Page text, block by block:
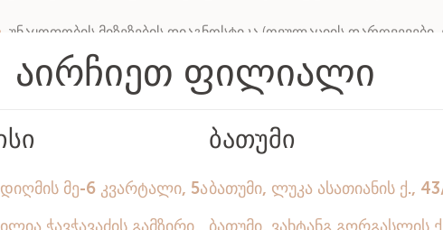
უნაყოფობის მიზეზების დიაგნოსტიკა (ოვულაციის
ფაქტორი, მამაკაცის ფაქტორი).
ექსტრაკორპორალური განაყოფიერება (IVF/ЭКО).
პრეიმპლანტაციური გენეტიკური დიაგნოსტიკა (PGD/PGS).
დონორული პროგრამები (კვერცხუჯრედები, სპერმა).
ინტრაუტერინული ინსემინაცია (IUI/ВМИ).
ოვულაციისა და სუპეროვულაციის სტიმულაცია.